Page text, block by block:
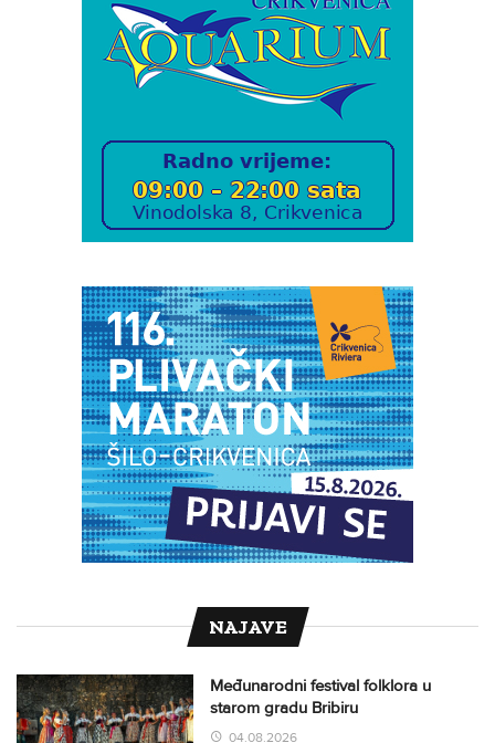
NAJAVE
Međunarodni festival folklora u
starom gradu Bribiru
04.08.2026